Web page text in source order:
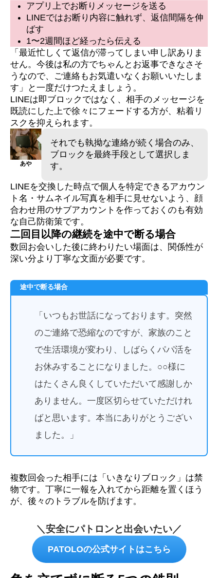
アプリ上でお断りメッセージを送る
LINEではお断り内容に触れず、返信間隔を伸
ばす
1〜2週間ほど経ったら伝える
「最近忙しくて返信が滞ってしまい申し訳ありま
せん。今後は私の方でちゃんとお返事できなさそ
うなので、ご連絡もお気遣いなくお願いいたしま
す」と一度だけつたえましょう。
LINEは即ブロックではなく、相手のメッセージを
既読にした上で徐々にフェードする方が、粘着リ
スクを抑えられます。
あや
それでも執拗な連絡が続く場合のみ、
ブロックを最終手段として選択しま
す。
LINEを交換した時点で個人を特定できるアカウン
ト名・サムネイル写真を相手に見せないよう、顔
合わせ用のサブアカウントを作っておくのも有効
な自己防衛策です。
二回目以降の継続を途中で断る場合
数回お会いした後に終わりたい場面は、関係性が
深い分より丁寧な文面が必要です。
途中で断る場合
「いつもお世話になっております。突然
のご連絡で恐縮なのですが、家族のこと
で生活環境が変わり、しばらくパパ活を
お休みすることになりました。○○様に
はたくさん良くしていただいて感謝しか
ありません。一度区切らせていただけれ
ばと思います。本当にありがとうござい
ました。」
複数回会った相手には「いきなりブロック」は禁
物です。丁寧に一報を入れてから距離を置くほう
が、後々のトラブルを防げます。
＼安全にパトロンと出会いたい／
PATOLOの公式サイトはこちら